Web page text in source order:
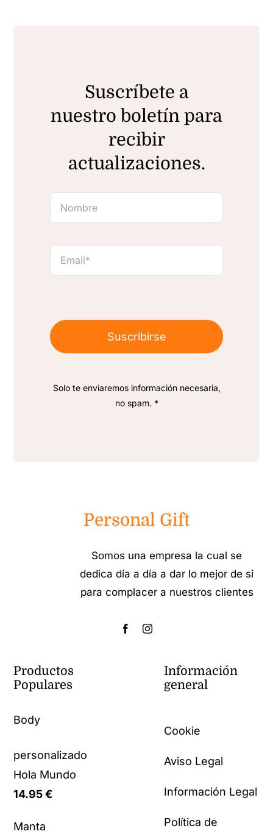
Suscríbete a
nuestro boletín para
recibir
actualizaciones.
Suscribirse
Solo te enviaremos información necesaria,
no spam. *
Personal Gift
Somos una empresa la cual se
dedica día a día a dar lo mejor de si
para complacer a nuestros clientes
Productos
Populares
Body
personalizado
Hola Mundo
14.95€
Manta
Información
general
Cookie
Aviso Legal
Información Legal
Política de